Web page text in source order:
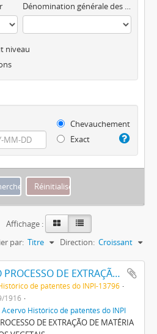
Dénomination générale des documents
niveau
Chevauchement
Exact
Affichage :
par: Titre Direction: Croissant
UM NOVO PROCESSO DE EXTRAÇÃO DE MATERIA CORANTE DOS VEGETAES
de patentes do INPI-13796
1916
Acervo Histórico de patentes do INPI
DE EXTRAÇÃO DE MATÉRIA